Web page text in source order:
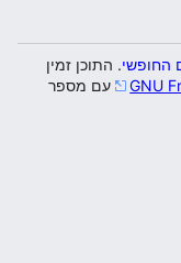
החופשי. התוכן זמין
GNU
עם מספר